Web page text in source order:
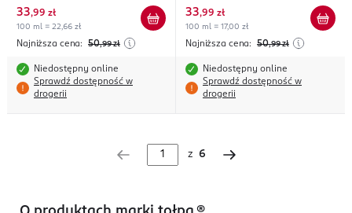
33,99 zł
100 ml = 22,66 zł
Najniższa cena: 50,99 zł
Niedostępny online
Sprawdź dostępność w
drogerii
33,99 zł
100 ml = 17,00 zł
Najniższa cena: 50,99 zł
Niedostępny online
Sprawdź dostępność w
drogerii
z 6